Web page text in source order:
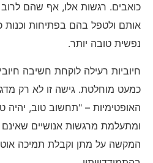
כואבים. רגשות אלו, אף שהם
אותם ולטפל בהם בפתיחות וכנות
נפשית טובה יותר.
חיוביות רעילה לוקחת חשיבה
כמעט מוחלטת. גישה זו לא רק
האופטימיות – "תחשוב טוב,
ומתעלמת מרגשות אנושיים
המקשה על מתן וקבלת תמיכה